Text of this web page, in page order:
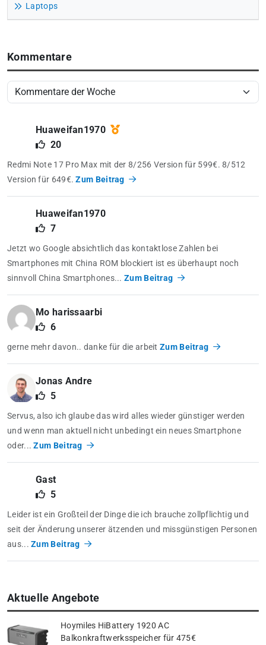
Laptops
Kommentare
Huaweifan1970
20
Redmi Note 17 Pro Max mit der 8/256 Version für 599€. 8/512
Version für 649€.Zum Beitrag
Huaweifan1970
7
Jetzt wo Google absichtlich das kontaktlose Zahlen bei
Smartphones mit China ROM blockiert ist es überhaupt noch
sinnvoll China Smartphones...Zum Beitrag
Mo harissaarbi
6
gerne mehr davon.. danke für die arbeit Zum Beitrag
Jonas Andre
5
Servus, also ich glaube das wird alles wieder günstiger werden
und wenn man aktuell nicht unbedingt ein neues Smartphone
oder...Zum Beitrag
Gast
5
Leider ist ein Großteil der Dinge die ich brauche zollpflichtig und
seit der Änderung unserer ätzenden und missgünstigen Personen
aus...Zum Beitrag
Aktuelle Angebote
Hoymiles HiBattery 1920 AC
Balkonkraftwerksspeicher für 475€